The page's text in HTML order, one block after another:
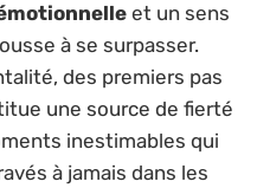
et un sens
à se surpasser.
des premiers pas
une source de fierté
inestimables qui
à jamais dans les